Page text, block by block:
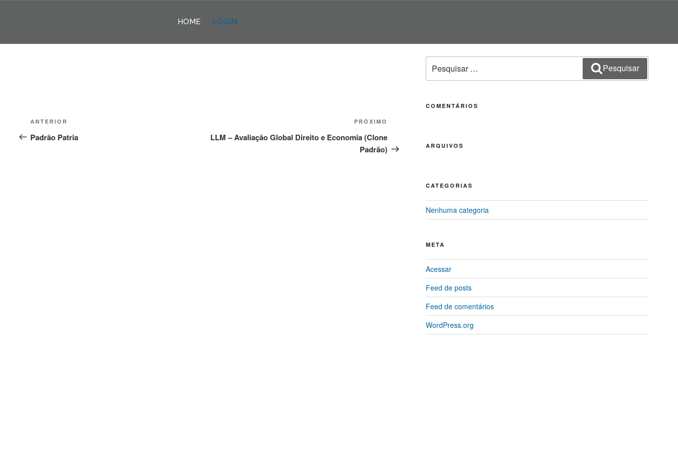
conteúdo
HOME LOGIN
Navegação
de
Post
anterior
ANTERIOR
Padrão Patria
PRÓXIMO
LLM – Avaliação Global Direito e Economia (Clone
Padrão)
por:
Pesquisar
COMENTÁRIOS
ARQUIVOS
CATEGORIAS
Nenhuma categoria
META
Acessar
Feed de posts
Feed de comentários
WordPress.org